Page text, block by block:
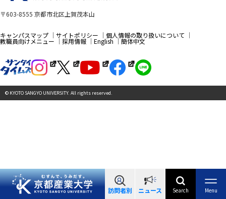
Menu
訪問者別 ニュース Search
〒603-8555 京都市北区上賀茂本山
キャンパスマップ サイトポリシー 個人情報の取り扱いについて
教職員向けメニュー 採用情報 English 簡体中文
© KYOTO SANGYO UNIVERSITY. All rights reserved.